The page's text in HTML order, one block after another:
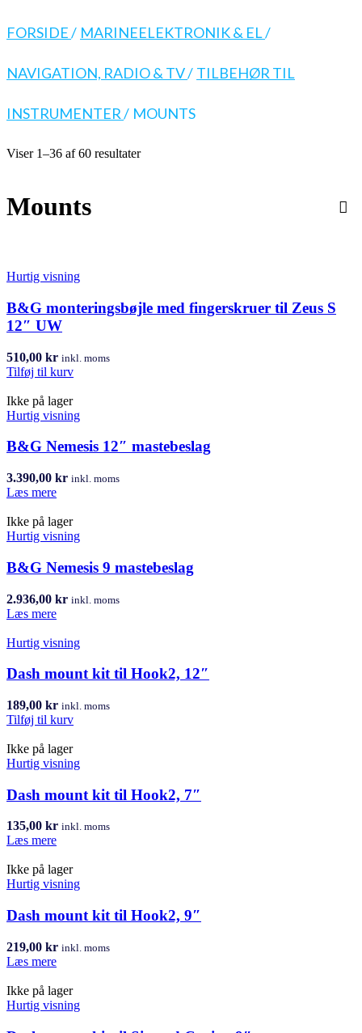
FORSIDE/ MARINEELEKTRONIK & EL/
NAVIGATION, RADIO & TV/ TILBEHØR TIL
INSTRUMENTER/ MOUNTS
Viser 1–36 af 60 resultater
Mounts
Hurtig visning
B&G monteringsbøjle med fingerskruer til Zeus S
12″ UW
510,00 kr inkl. moms
Tilføj til kurv
Ikke på lager
Hurtig visning
B&G Nemesis 12″ mastebeslag
3.390,00 kr inkl. moms
Læs mere
Ikke på lager
Hurtig visning
B&G Nemesis 9 mastebeslag
2.936,00 kr inkl. moms
Læs mere
Hurtig visning
Dash mount kit til Hook2, 12″
189,00 kr inkl. moms
Tilføj til kurv
Ikke på lager
Hurtig visning
Dash mount kit til Hook2, 7″
135,00 kr inkl. moms
Læs mere
Ikke på lager
Hurtig visning
Dash mount kit til Hook2, 9″
219,00 kr inkl. moms
Læs mere
Ikke på lager
Hurtig visning